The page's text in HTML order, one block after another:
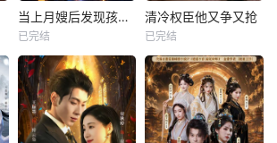
当上月嫂后发现孩子是我的
已完结
清冷权臣他又争又抢
已完结